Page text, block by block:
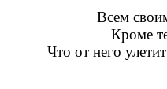
Всем
Кроме
Что от него